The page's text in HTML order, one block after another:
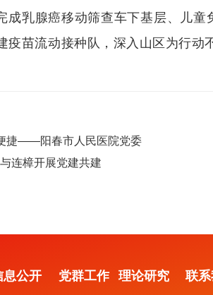
成乳腺癌移动筛查车下基层、儿
苗流动接种队，深入山区为行动
便捷——阳春市人民医院党委
连樟开展党建共建
息公开 党群工作 理论研究 联系